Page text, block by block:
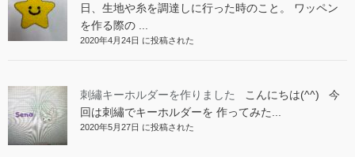
日、生地や糸を調達しに行った時のこと。 ワッペン
を作る際の ...
2020年4月24日 に投稿された
刺繡キーホルダーを作りました
こんにちは(^^) 今
回は刺繡でキーホルダーを 作ってみた...
2020年5月27日 に投稿された